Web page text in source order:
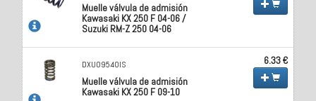
Muelle válvula de admisión
Kawasaki KX 250 F 04-06 /
Suzuki RM-Z 250 04-06
DXU09540IS
Muelle válvula de admisión
Kawasaki KX 250 F 09-10
6.33 €